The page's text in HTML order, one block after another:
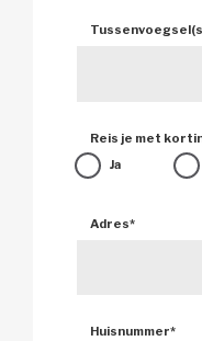
Reis je met
Ja
Adres*
Huisnummer*